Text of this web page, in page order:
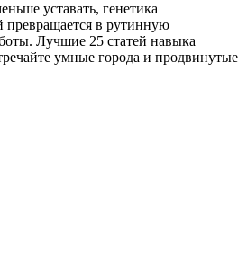
уставать, генетика
превращается в рутинную
Лучшие 25 статей навыка
умные города и продвинутые